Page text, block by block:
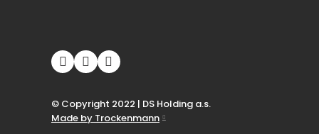
© Copyright 2022 | DS Holding a.s.
Made by Trockenmann